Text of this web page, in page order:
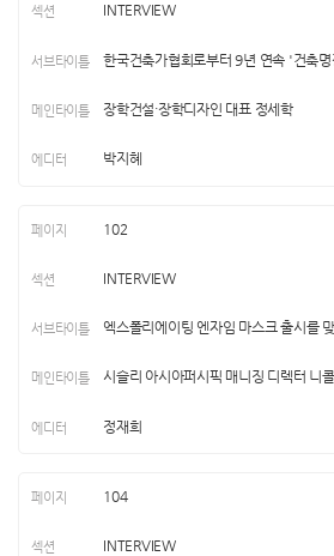
INTERVIEW
한국건축가협회로부터 9년 연속 '건축
장학건설·장학디자인 대표 정세학
박지혜
102
INTERVIEW
엑스폴리에이팅 엔자임 마스크 출시를
시슬리 아시아퍼시픽 매니징 디렉터 니
정재희
104
INTERVIEW